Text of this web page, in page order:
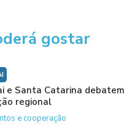
gostar
e Santa Catarina debatem
regional
e cooperação